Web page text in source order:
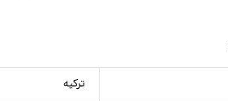
ترکیه